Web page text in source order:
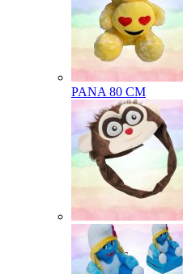
PANA 80 CM